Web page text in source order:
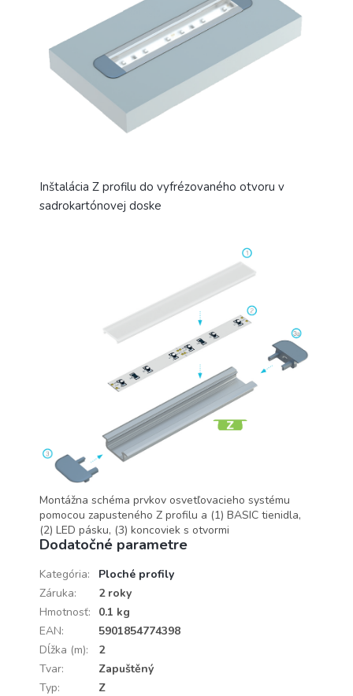
Inštalácia Z profilu do vyfrézovaného otvoru v
sadrokartónovej doske
Montážna schéma prvkov osvetľovacieho systému
pomocou zapusteného Z profilu a (1) BASIC tienidla,
(2) LED pásku, (3) koncoviek s otvormi
Dodatočné parametre
Kategória:
Ploché profily
Záruka:
2 roky
Hmotnosť:
0.1 kg
EAN:
5901854774398
Dĺžka (m):
2
Tvar:
Zapuštěný
Typ: Z